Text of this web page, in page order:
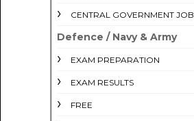
CENTRAL GOVERNMENT JOB
Defence / Navy & Army
EXAM PREPARATION
EXAM RESULTS
FREE